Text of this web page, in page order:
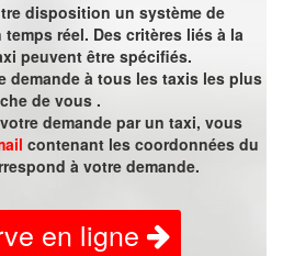
disposition un système de
réel. Des critères liés à la
peuvent être spécifiés.
demande à tous les taxis les plus
de vous .
demande par un taxi, vous
contenant les coordonnées du
à votre demande.
en ligne